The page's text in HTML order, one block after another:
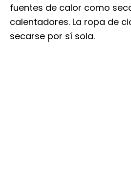
fuentes de calor como
calentadores. La ropa de
secarse por sí sola.